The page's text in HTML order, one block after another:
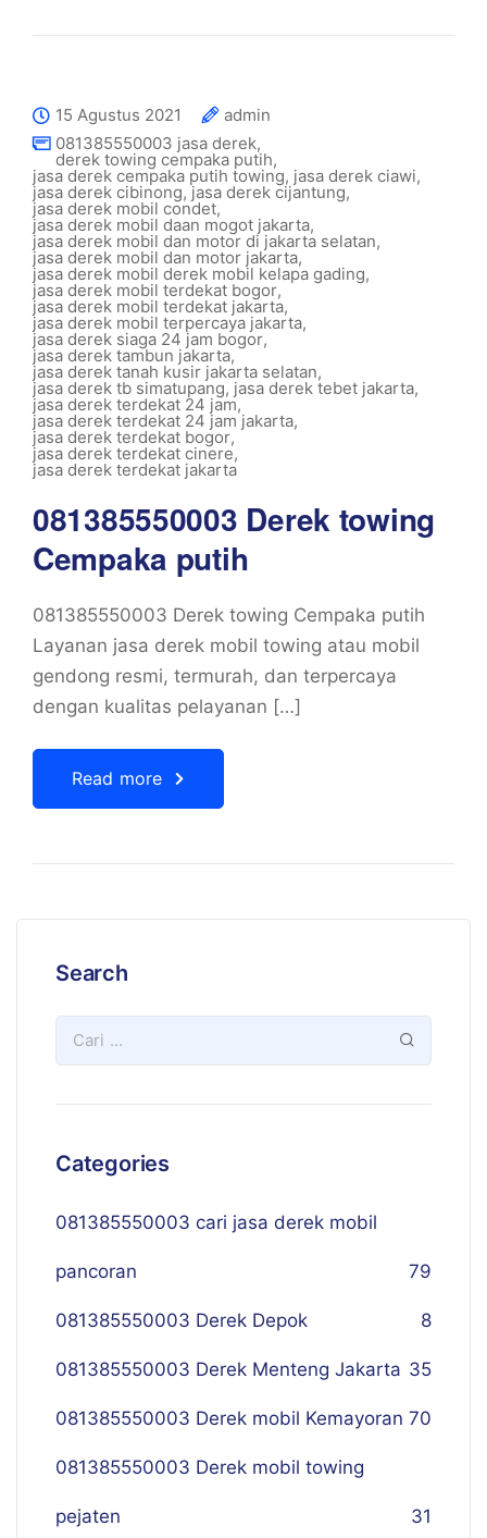
15 Agustus 2021
admin
081385550003 jasa derek,
derek towing cempaka putih,
jasa derek cempaka putih towing, jasa derek ciawi,
jasa derek cibinong,jasa derek cijantung,
jasa derek mobil condet,
jasa derek mobil daan mogot jakarta,
jasa derek mobil dan motor di jakarta selatan,
jasa derek mobil dan motor jakarta,
jasa derek mobil derek mobil kelapa gading,
jasa derek mobil terdekat bogor,
jasa derek mobil terdekat jakarta,
jasa derek mobil terpercaya jakarta,
jasa derek siaga 24 jam bogor,
jasa derek tambun jakarta,
jasa derek tanah kusir jakarta selatan,
jasa derek tb simatupang, jasa derek tebet jakarta,
jasa derek terdekat 24 jam,
jasa derek terdekat 24 jam jakarta,
jasa derek terdekat bogor,
jasa derek terdekat cinere,
jasa derek terdekat jakarta
081385550003 Derek towing
Cempaka putih
081385550003 Derek towing Cempaka putih
Layanan jasa derek mobil towing atau mobil
gendong resmi, termurah, dan terpercaya
dengan kualitas pelayanan […]
Read more
Search
Categories
081385550003 cari jasa derek mobil
pancoran 79
081385550003 Derek Depok 8
081385550003 Derek Menteng Jakarta 35
081385550003 Derek mobil Kemayoran 70
081385550003 Derek mobil towing
pejaten 31